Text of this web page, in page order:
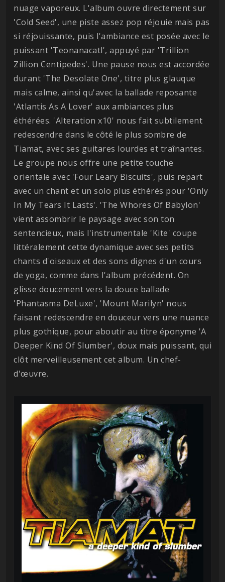
nuage vaporeux. L'album ouvre directement sur
'Cold Seed', une piste assez pop réjouie mais pas
si réjouissante, puis l'ambiance est posée avec le
puissant 'Teonanacatl', appuyé par 'Trillion
Zillion Centipedes'. Une pause nous est accordée
durant 'The Desolate One', titre plus glauque
mais calme, ainsi qu'avec la ballade reposante
'Atlantis As A Lover' aux ambiances plus
éthérées. 'Alteration x10' nous fait subtilement
redescendre dans le côté le plus sombre de
Tiamat, avec ses guitares lourdes et traînantes.
Le groupe nous offre une petite touche
orientale avec 'Four Leary Biscuits', puis repart
avec un chant et un solo plus éthérés pour 'Only
In My Tears It Lasts'. 'The Whores Of Babylon'
vient assombrir le paysage avec son ton
sentencieux, mais l'instrumentale 'Kite' coupe
littéralement cette dynamique avec ses petits
chants d'oiseaux et des sons dignes d'un cours
de yoga, comme dans l'album précédent. On
glisse doucement vers la douce ballade
'Phantasma DeLuxe', 'Mount Marilyn' nous
faisant redescendre en douceur vers une nuance
plus gothique, pour aboutir au titre éponyme 'A
Deeper Kind Of Slumber', doux mais puissant, qui
clôt merveilleusement cet album. Un chef-
d'œuvre.